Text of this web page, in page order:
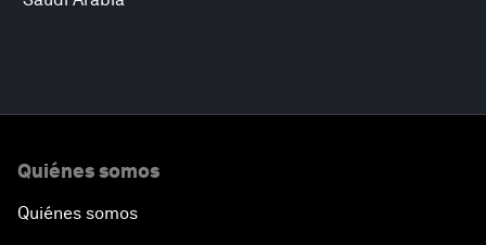
Quiénes somos
Quiénes somos